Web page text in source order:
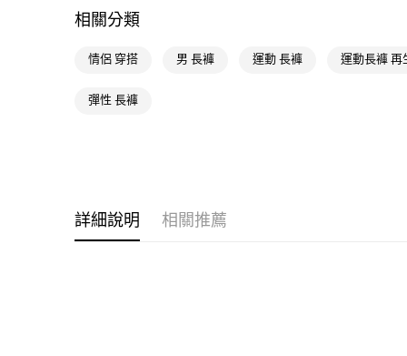
相關分類
情侶 穿搭 男 長褲 運動 長褲 運動長褲 再
彈性 長褲
詳細說明 相關推薦